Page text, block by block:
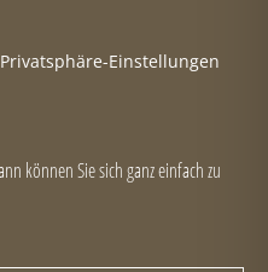
Privatsphäre-Einstellungen
können Sie sich ganz einfach zu